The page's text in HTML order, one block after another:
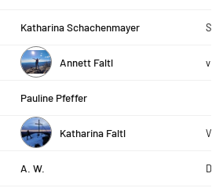
Katharina Schachenmayer
Annett Faltl
Pauline Pfeffer
Katharina Faltl
A. W.